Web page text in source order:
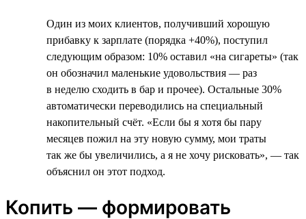
Один из моих клиентов, получивший хорошую
прибавку к зарплате (порядка +40%), поступил
следующим образом: 10% оставил «на сигареты» (так
он обозначил маленькие удовольствия — раз
в неделю сходить в бар и прочее). Остальные 30%
автоматически переводились на специальный
накопительный счёт. «Если бы я хотя бы пару
месяцев пожил на эту новую сумму, мои траты
так же бы увеличились, а я не хочу рисковать», — так
объяснил он этот подход.
Копить — формировать